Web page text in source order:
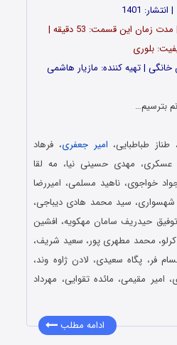
تعداد قسمت‎ها: 20 اپیزود | مدت زمان این قسمت: 53 دقیقه |
بلوری
بترسیم…
طباطبایی، امیر جعفری، فرهاد
عسکری، مهدی حسینی نیا، مه لقا
خواجوی، ناهید مسلمی، امیررضا
شهسواری، سید محمد هادی دیباجی،
حیدریف سامان مهکویه، افشین
محمد مطهری پور، سعید شریف،
فر، پگاه سعیدی، لادن ژاوه وند،
مقیمی، مائده تقوایی، مهرداد
ادامه مطلب